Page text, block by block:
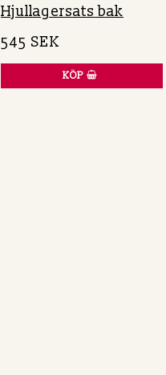
Hjullagersats bak
545 SEK
KÖP